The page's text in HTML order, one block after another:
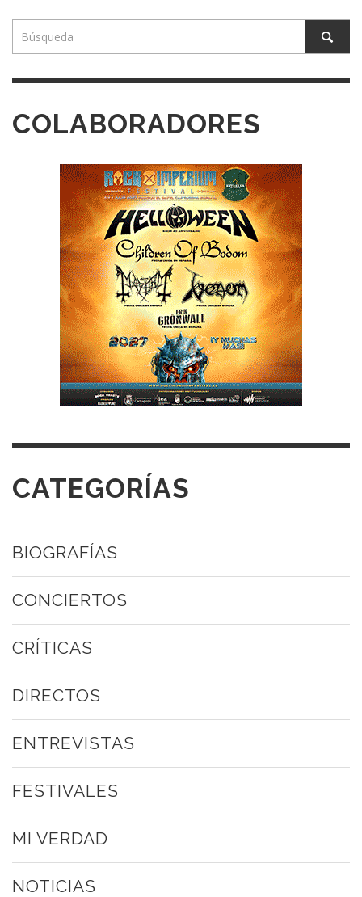
COLABORADORES
CATEGORÍAS
BIOGRAFÍAS
CONCIERTOS
CRÍTICAS
DIRECTOS
ENTREVISTAS
FESTIVALES
MI VERDAD
NOTICIAS